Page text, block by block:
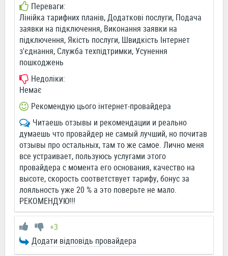
Переваги:
Лінійка тарифних планів, Додаткові послуги, Подача
заявки на підключення, Виконання заявки на
підключення, Якість послуги, Швидкість Інтернет
з'єднання, Служба техпідтримки, Усунення
пошкоджень
Недоліки:
Немає
Рекомендую цього інтернет-провайдера
Читаешь отзывы и рекомендации и реально
думаешь что провайдер не самый лучший, но почитав
отзывы про остальных, там то же самое. Лично меня
все устраивает, пользуюсь услугами этого
провайдера с момента его основания, качество на
высоте, скорость соответствует тарифу, бонус за
лояльность уже 20 % а это поверьте не мало.
РЕКОМЕНДУЮ!!!
+3
Додати відповідь провайдера